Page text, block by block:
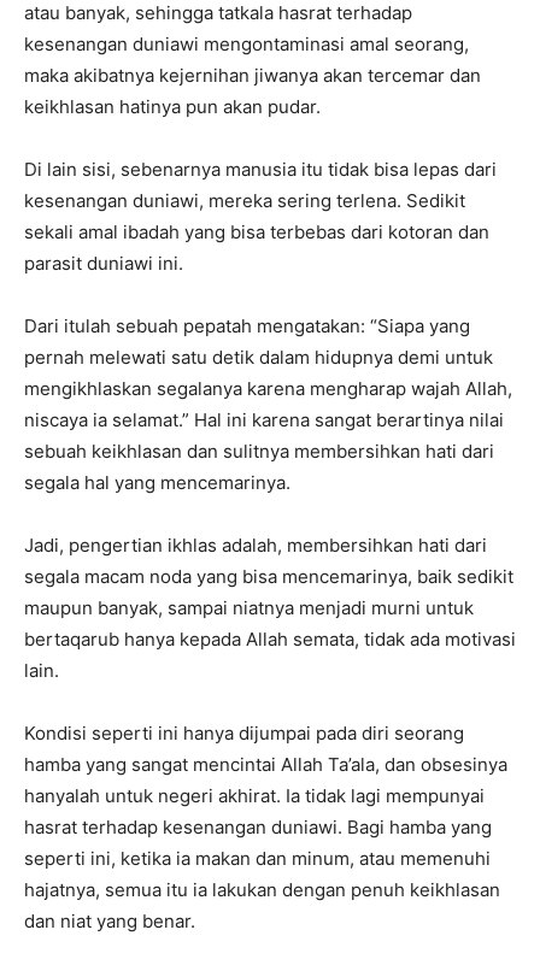
atau banyak, sehingga tatkala hasrat terhadap
kesenangan duniawi mengontaminasi amal seorang,
maka akibatnya kejernihan jiwanya akan tercemar dan
keikhlasan hatinya pun akan pudar.
Di lain sisi, sebenarnya manusia itu tidak bisa lepas dari
kesenangan duniawi, mereka sering terlena. Sedikit
sekali amal ibadah yang bisa terbebas dari kotoran dan
parasit duniawi ini.
Dari itulah sebuah pepatah mengatakan: “Siapa yang
pernah melewati satu detik dalam hidupnya demi untuk
mengikhlaskan segalanya karena mengharap wajah Allah,
niscaya ia selamat.” Hal ini karena sangat berartinya nilai
sebuah keikhlasan dan sulitnya membersihkan hati dari
segala hal yang mencemarinya.
Jadi, pengertian ikhlas adalah, membersihkan hati dari
segala macam noda yang bisa mencemarinya, baik sedikit
maupun banyak, sampai niatnya menjadi murni untuk
bertaqarub hanya kepada Allah semata, tidak ada motivasi
lain.
Kondisi seperti ini hanya dijumpai pada diri seorang
hamba yang sangat mencintai Allah Ta’ala, dan obsesinya
hanyalah untuk negeri akhirat. Ia tidak lagi mempunyai
hasrat terhadap kesenangan duniawi. Bagi hamba yang
seperti ini, ketika ia makan dan minum, atau memenuhi
hajatnya, semua itu ia lakukan dengan penuh keikhlasan
dan niat yang benar.